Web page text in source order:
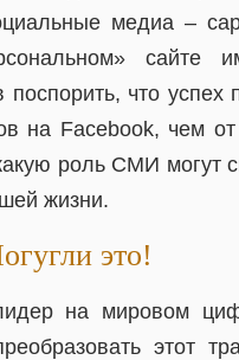
медиа –
сайте
что успех
на Facebook, чем
роль СМИ могут
жизни.
это!
на мировом
этот